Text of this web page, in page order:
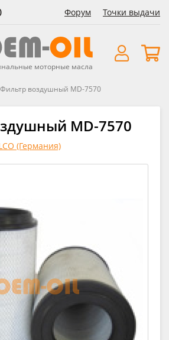
Форум Точки выдачи
моторные масла
Фильтр воздушный MD-7570
MD-7570
(Германия)